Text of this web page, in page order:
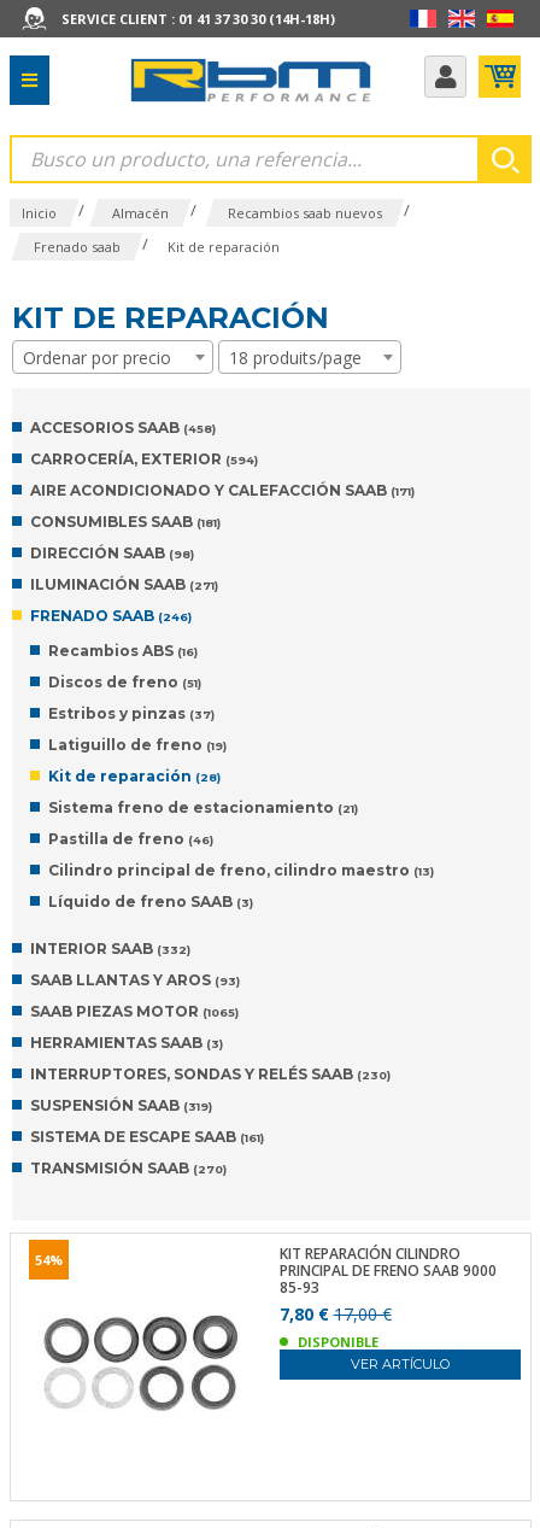
SERVICE CLIENT : 01 41 37 30 30 (14H-18H)
Inicio / Almacén / Recambios saab nuevos /
Frenado saab / Kit de reparación
KIT DE REPARACIÓN
Ordenar por precio 18 produits/page
ACCESORIOS SAAB (458)
CARROCERÍA, EXTERIOR (594)
AIRE ACONDICIONADO Y CALEFACCIÓN SAAB (171)
CONSUMIBLES SAAB (181)
DIRECCIÓN SAAB (98)
ILUMINACIÓN SAAB (271)
FRENADO SAAB (246)
Recambios ABS (16)
Discos de freno (51)
Estribos y pinzas (37)
Latiguillo de freno (19)
Kit de reparación (28)
Sistema freno de estacionamiento (21)
Pastilla de freno (46)
Cilindro principal de freno, cilindro maestro (13)
Líquido de freno SAAB (3)
INTERIOR SAAB (332)
SAAB LLANTAS Y AROS (93)
SAAB PIEZAS MOTOR (1065)
HERRAMIENTAS SAAB (3)
INTERRUPTORES, SONDAS Y RELÉS SAAB (230)
SUSPENSIÓN SAAB (319)
SISTEMA DE ESCAPE SAAB (161)
TRANSMISIÓN SAAB (270)
54%
KIT REPARACIÓN CILINDRO
PRINCIPAL DE FRENO SAAB 9000
85-93
7,80 €17,00 €
DISPONIBLE
VER ARTÍCULO